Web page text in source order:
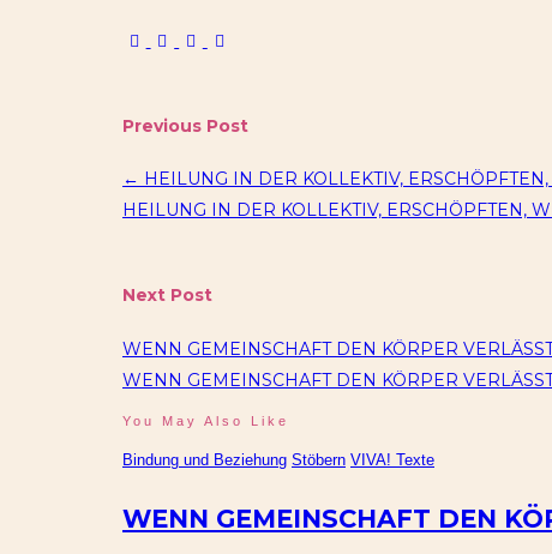
Previous Post
← HEILUNG IN DER KOLLEKTIV,
HEILUNG IN DER KOLLEKTIV, ERSCHÖPFTEN,
Next Post
WENN GEMEINSCHAFT DEN KÖRPER
WENN GEMEINSCHAFT DEN KÖRPER
You May Also Like
Bindung und Beziehung Stöbern VIVA! Texte
WENN GEMEINSCHAFT DEN